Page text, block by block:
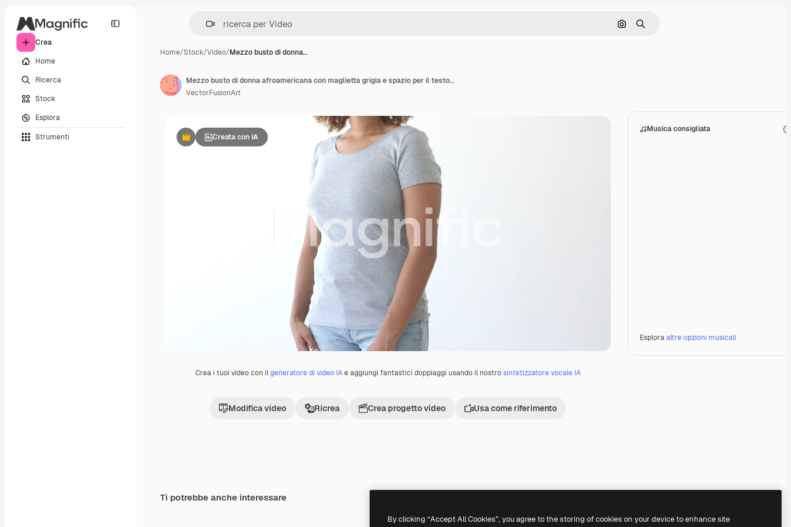
Crea
Home
Ricerca
Stock
Esplora
Strumenti
Cerca per immagine
Ricerca
Home/Stock/Video/Mezzo busto di donna…
PremiumCreata con IA
Crea i tuoi video con ilgeneratore di video IAe aggiungi fantastici doppiaggi usando il nostrosintetizzatore vocale IA
Modifica video Ricrea Crea progetto video Usa come riferimento
Musica consigliata
Esploraaltre opzioni musicali
Mezzo busto di donna afroamericana con maglietta grigia e spazio per il testo su sfondo bianco.
VectorFusionArt
Ti potrebbe anche interessare
By clicking “Accept All Cookies”, you agree to the storing of cookies on your device to enhance site